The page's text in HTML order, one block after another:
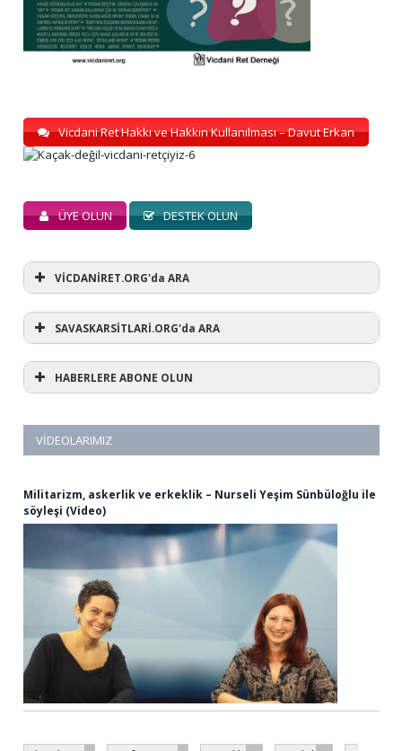
Vicdani Ret Hakkı ve Hakkın Kullanılması – Davut Erkan
ÜYE OLUN DESTEK OLUN
VİCDANİRET.ORG'da ARA
SAVASKARSİTLARİ.ORG'da ARA
HABERLERE ABONE OLUN
VIDEOLARIMIZ
Militarizm, askerlik ve erkeklik – Nurseli Yeşim Sünbüloğlu ile
söyleşi (Video)